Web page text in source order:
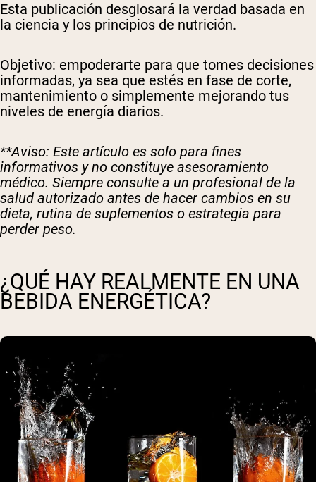
Esta publicación desglosará la verdad basada en
la ciencia y los principios de nutrición.
Objetivo: empoderarte para que tomes decisiones
informadas, ya sea que estés en fase de corte,
mantenimiento o simplemente mejorando tus
niveles de energía diarios.
**Aviso: Este artículo es solo para fines
informativos y no constituye asesoramiento
médico. Siempre consulte a un profesional de la
salud autorizado antes de hacer cambios en su
dieta, rutina de suplementos o estrategia para
perder peso.
¿QUÉ HAY REALMENTE EN UNA
BEBIDA ENERGÉTICA?